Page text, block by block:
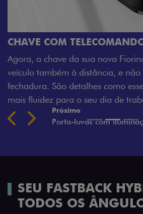
CHAVE COM
Agora, a chave da sua nova
veículo também à distância, e não
fechadura. São detalhes como
mais fluidez para o seu dia de
Previous
Next
Próximo
Porta-luvas com
SEU FASTBACK
TODOS OS